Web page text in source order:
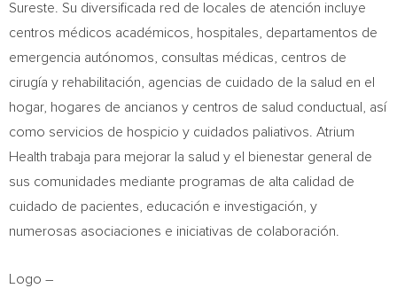
Sureste. Su diversificada red de locales de atención incluye
centros médicos académicos, hospitales, departamentos de
emergencia autónomos, consultas médicas, centros de
cirugía y rehabilitación, agencias de cuidado de la salud en el
hogar, hogares de ancianos y centros de salud conductual, así
como servicios de hospicio y cuidados paliativos. Atrium
Health trabaja para mejorar la salud y el bienestar general de
sus comunidades mediante programas de alta calidad de
cuidado de pacientes, educación e investigación, y
numerosas asociaciones e iniciativas de colaboración.
Logo –